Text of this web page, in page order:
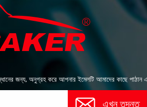
জন্য, অনুগ্রহ করে আপনার ইমেলটি আমাদের কাছে
এখন তদন্ত